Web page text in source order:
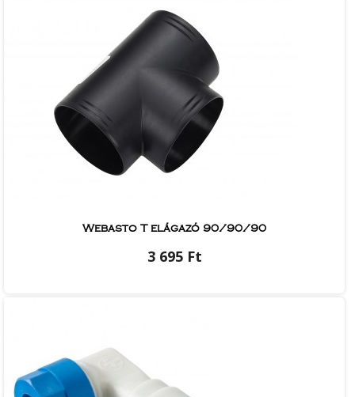
Webasto T elágazó 90/90/90
3 695 Ft